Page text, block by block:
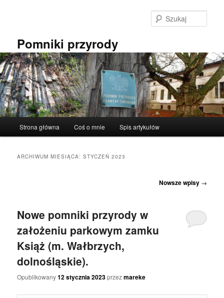
Pomniki przyrody
Strona główna Coś o mnie Spis artykułów
ARCHIWUM MIESIĄCA:STYCZEŃ 2023
Nowsze wpisy →
Nowe pomniki przyrody w
założeniu parkowym zamku
Książ (m. Wałbrzych,
dolnośląskie).
Opublikowany12 stycznia 2023przezmareke